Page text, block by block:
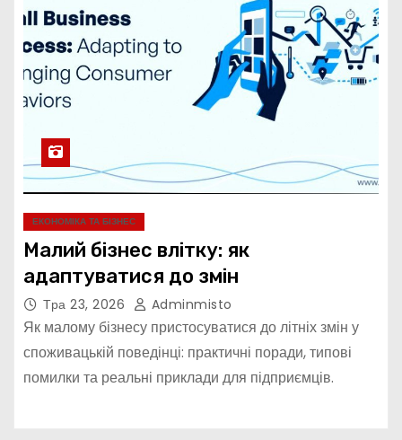
ЕКОНОМІКА ТА БІЗНЕС
Малий бізнес влітку: як
адаптуватися до змін
Тра 23, 2026 Adminmisto
Як малому бізнесу пристосуватися до літніх змін у
споживацькій поведінці: практичні поради, типові
помилки та реальні приклади для підприємців.